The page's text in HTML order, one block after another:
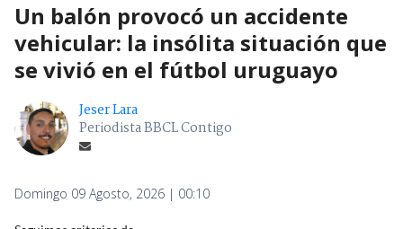
Un balón provocó un accidente
vehicular: la insólita situación que
se vivió en el fútbol uruguayo
Jeser Lara
Periodista BBCL Contigo
Domingo 09 Agosto, 2026 | 00:10